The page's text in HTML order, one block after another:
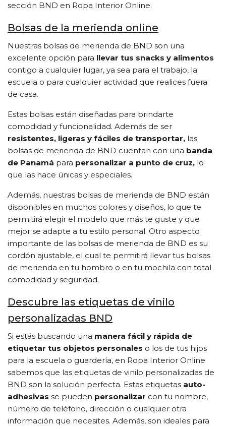
sección BND en Ropa Interior Online.
Bolsas de la merienda online
Nuestras bolsas de merienda de BND son una
excelente opción para llevar tus snacks y alimentos
contigo a cualquier lugar, ya sea para el trabajo, la
escuela o para cualquier actividad que realices fuera
de casa.
Estas bolsas están diseñadas para brindarte
comodidad y funcionalidad. Además de ser
resistentes, ligeras y fáciles de transportar, las
bolsas de merienda de BND cuentan con una banda
de Panamá para personalizar a punto de cruz, lo
que las hace únicas y especiales.
Además, nuestras bolsas de merienda de BND están
disponibles en muchos colores y diseños, lo que te
permitirá elegir el modelo que más te guste y que
mejor se adapte a tu estilo personal. Otro aspecto
importante de las bolsas de merienda de BND es su
cordón ajustable, el cual te permitirá llevar tus bolsas
de merienda en tu hombro o en tu mochila con total
comodidad y seguridad.
Descubre las etiquetas de vinilo
personalizadas BND
Si estás buscando una manera fácil y rápida de
etiquetar tus objetos personales o los de tus hijos
para la escuela o guardería, en Ropa Interior Online
sabemos que las etiquetas de vinilo personalizadas de
BND son la solución perfecta. Estas etiquetas auto-
adhesivas se pueden personalizar con tu nombre,
número de teléfono, dirección o cualquier otra
información que necesites. Además, son ideales para